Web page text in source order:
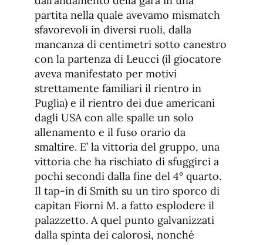
partita nella quale avevamo mismatch
sfavorevoli in diversi ruoli, dalla
mancanza di centimetri sotto canestro
con la partenza di Leucci (il giocatore
aveva manifestato per motivi
strettamente familiari il rientro in
Puglia) e il rientro dei due americani
dagli USA con alle spalle un solo
allenamento e il fuso orario da
smaltire. E’ la vittoria del gruppo, una
vittoria che ha rischiato di sfuggirci a
pochi secondi dalla fine del 4° quarto.
Il tap-in di Smith su un tiro sporco di
capitan Fiorni M. a fatto esplodere il
palazzetto. A quel punto galvanizzati
dalla spinta dei calorosi, nonché